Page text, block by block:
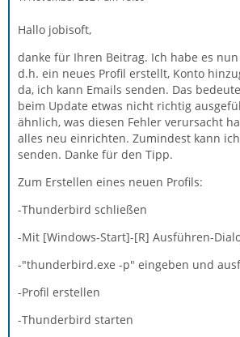
Hallo jobisoft,
danke für Ihren Beitrag. Ich habe es
d.h. ein neues Profil erstellt, Konto
da, ich kann Emails senden. Das
beim Update etwas nicht richtig
ähnlich, was diesen Fehler verursacht
alles neu einrichten. Zumindest kann
senden. Danke für den Tipp.
Zum Erstellen eines neuen Profils:
-Thunderbird schließen
-Mit [Windows-Start]-[R] Ausführen-
-"thunderbird.exe -p" eingeben und
-Profil erstellen
-Thunderbird starten